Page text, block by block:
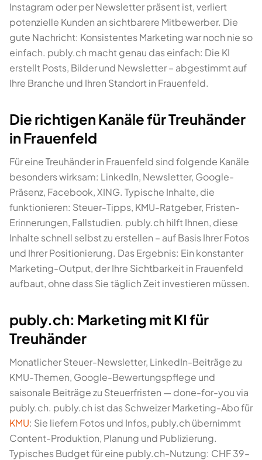
Instagram oder per Newsletter präsent ist, verliert
potenzielle Kunden an sichtbarere Mitbewerber. Die
gute Nachricht: Konsistentes Marketing war noch nie so
einfach. publy.ch macht genau das einfach: Die KI
erstellt Posts, Bilder und Newsletter – abgestimmt auf
Ihre Branche und Ihren Standort in Frauenfeld.
Die richtigen Kanäle für Treuhänder
in Frauenfeld
Für eine Treuhänder in Frauenfeld sind folgende Kanäle
besonders wirksam: LinkedIn, Newsletter, Google-
Präsenz, Facebook, XING. Typische Inhalte, die
funktionieren: Steuer-Tipps, KMU-Ratgeber, Fristen-
Erinnerungen, Fallstudien. publy.ch hilft Ihnen, diese
Inhalte schnell selbst zu erstellen – auf Basis Ihrer Fotos
und Ihrer Positionierung. Das Ergebnis: Ein konstanter
Marketing-Output, der Ihre Sichtbarkeit in Frauenfeld
aufbaut, ohne dass Sie täglich Zeit investieren müssen.
publy.ch: Marketing mit KI für
Treuhänder
Monatlicher Steuer-Newsletter, LinkedIn-Beiträge zu
KMU-Themen, Google-Bewertungspflege und
saisonale Beiträge zu Steuerfristen — done-for-you via
publy.ch. publy.ch ist das Schweizer Marketing-Abo für
KMU: Sie liefern Fotos und Infos, publy.ch übernimmt
Content-Produktion, Planung und Publizierung.
Typisches Budget für eine publy.ch-Nutzung: CHF 39–